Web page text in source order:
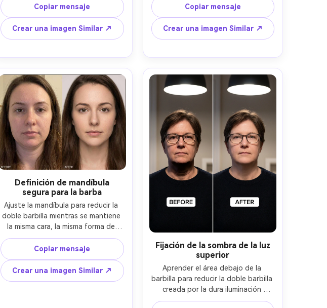
de piel y la misma pose; Preservar la
iluminación original, preservar los
detalles del fondo y evitar cualquier
deformación de la línea del cabello o
Copiar mensaje
Crear una imagen Similar ↗
misma expresión; Preservar la
textura fina del cuello, preservar la
iluminación original y mantener el
fondo intacto-AR 4:5
Copiar mensaje
Crear una imagen Similar ↗
Definición de mandíbula
segura para la barba
Ajuste la mandíbula para reducir la
doble barbilla mientras se mantiene
la misma cara, la misma forma de
barba y el mismo peinado; Preservar
la textura del pelo de la barba,
preservar la iluminación original y
mantener los detalles del fondo sin
cambios-AR 4:5
Copiar mensaje
Crear una imagen Similar ↗
Fijación de la sombra de la luz
superior
Aprender el área debajo de la
barbilla para reducir la doble barbilla
creada por la dura iluminación
superior, manteniendo la misma cara